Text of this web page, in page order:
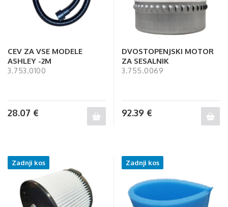
CEV ZA VSE MODELE
ASHLEY -2M
3.753.0100
28.07 €
DVOSTOPENJSKI MOTOR
ZA SESALNIK
3.755.0069
92.39 €
Zadnji kos Zadnji kos